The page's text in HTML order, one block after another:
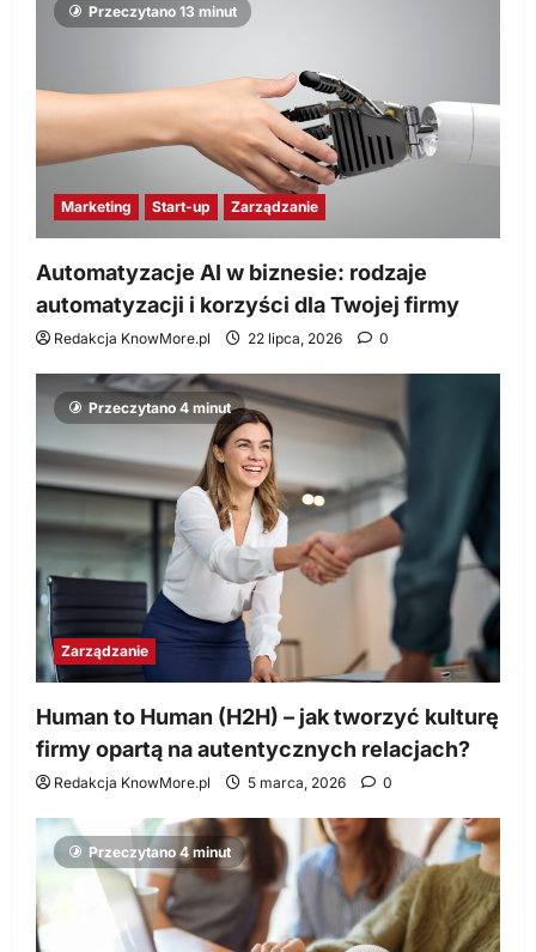
Przeczytano 13 minut
Marketing Start-up Zarządzanie
Automatyzacje AI w biznesie: rodzaje
automatyzacji i korzyści dla Twojej firmy
Redakcja KnowMore.pl 22 lipca, 2026 0
Przeczytano 4 minut
Zarządzanie
Human to Human (H2H) – jak tworzyć kulturę
firmy opartą na autentycznych relacjach?
Redakcja KnowMore.pl 5 marca, 2026 0
Przeczytano 4 minut